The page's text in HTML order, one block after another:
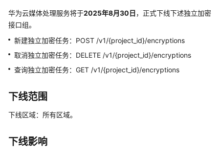
服
公
告
体
处
理
独
华为云媒体处理服务将于2025年8月30日 ，正式下线下述独立加密
接口组。
新建独立加密任务：POST /v1/{project_id}/encryptions
取消独立加密任务：DELETE /v1/{project_id}/encryptions
查询独立加密任务：GET /v1/{project_id}/encryptions
下线范围
下线区域：所有区域。
下线影响